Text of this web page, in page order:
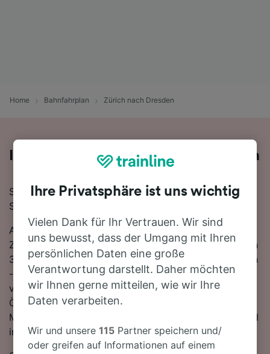
Home Bahnfahrplan Zürich nach Dresden
Ihre Zugfahrt von Zürich nach Dresden
Sie planen eine Zugfahrt von Zürich nach Dresden?
Starten Sie jetzt Ihre Suche!
Auf der 555 km langen Strecke fahren in der Regel 20
Züge, die schnellste Reisezeit beträgt dabei 8 Stunden
39 Minuten. Einfach zurücklehnen und stressfrei reisen
- mit den direkten Verbindungen, die auf dieser Route
verfügbar sind, ist kein Umstieg nötig. Nutzen Sie
ÖBB-Zug, um von Zürich nach Dresden zu gelangen.
Mit den schnellsten Verbindungen erreichen Sie Ihr Ziel
in nur 8 Stunden 39 Minuten.
Ihre Privatsphäre ist uns wichtig
Vielen Dank für Ihr Vertrauen. Wir sind
uns bewusst, dass der Umgang mit Ihren
persönlichen Daten eine große
Verantwortung darstellt. Daher möchten
wir Ihnen gerne mitteilen, wie wir Ihre
Daten verarbeiten.
Wir und unsere115 Partner speichern und/
oder greifen auf Informationen auf einem